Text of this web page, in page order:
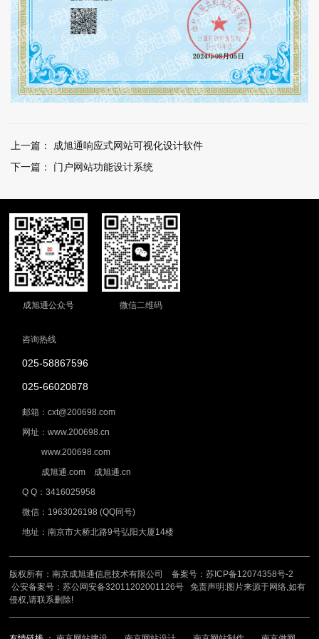
上一篇： 成旭通响应式网站可视化设计软件
下一篇： 门户网站功能设计系统
成旭通公众号 微信二维码
咨询热线
025-58867596
025-66020878
邮箱：cxt@200698.com
网址：www.200698.cn
www.200698.com
成旭通.com 成旭通.cn
Q Q：3416025958
微信：1963026198 (QQ同号)
地址：南京市大桥北路9号弘阳大厦14楼
版权所有：南京成旭通信息技术有限公司 备案号：苏ICP备12074358号-2
公安备案号：苏公网安备32011202001126号 免责声明:图片来源于网络,如有
侵权,请联系删除!